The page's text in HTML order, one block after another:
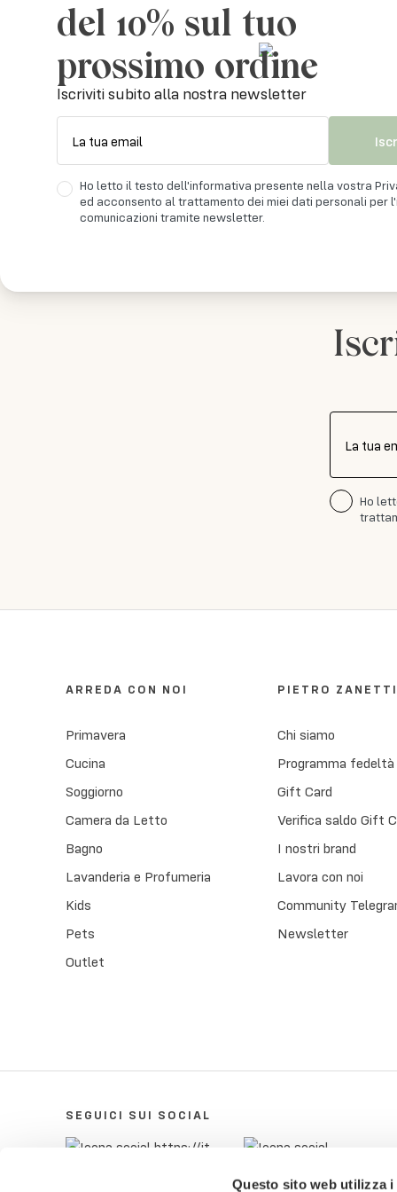
Questo sito web utilizza i
Lasciati avvolgere dall’incantevole morbidezza del
Disponibili 5 colori
La tua
Ho
ARREDA CON NOI
Primavera
Cucina
Soggiorno
Camera da Letto
Bagno
Lavanderia e Profumeria
Kids
Pets
Outlet
PIETRO
Chi siamo
Programma fedeltà
Gift Card
Verifica saldo Gift
I nostri brand
Lavora con noi
Community
Newsletter
SEGUICI SUI SOCIAL
del 10% sul tuo
prossimo ordine
Iscriviti subito alla nostra newsletter
La tua email
Ho letto il testo dell'informativa presente nella vostra
ed acconsento al trattamento dei miei dati personali per
comunicazioni tramite newsletter.